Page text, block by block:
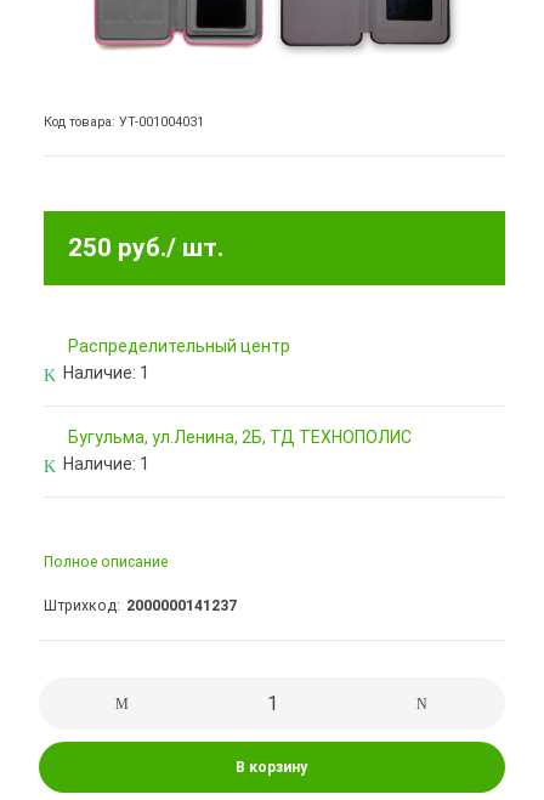
Код товара: УТ-001004031
250 руб./ шт.
Pаспределительный центр
Наличие: 1
Бугульма, ул.Ленина, 2Б, ТД ТЕХНОПОЛИС
Наличие: 1
Полное описание
Штрихкод 2000000141237
В корзину